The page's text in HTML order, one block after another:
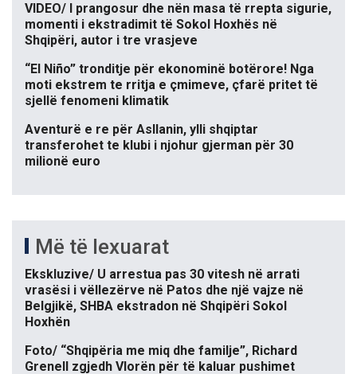
VIDEO/ I prangosur dhe nën masa të rrepta sigurie,
momenti i ekstradimit të Sokol Hoxhës në
Shqipëri, autor i tre vrasjeve
“El Niño” tronditje për ekonominë botërore! Nga
moti ekstrem te rritja e çmimeve, çfarë pritet të
sjellë fenomeni klimatik
Aventurë e re për Asllanin, ylli shqiptar
transferohet te klubi i njohur gjerman për 30
milionë euro
Më të lexuarat
Ekskluzive/ U arrestua pas 30 vitesh në arrati
vrasësi i vëllezërve në Patos dhe një vajze në
Belgjikë, SHBA ekstradon në Shqipëri Sokol
Hoxhën
Foto/ “Shqipëria me miq dhe familje”, Richard
Grenell zgjedh Vlorën për të kaluar pushimet